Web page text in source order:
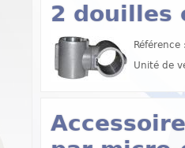
2 douilles
Unité de